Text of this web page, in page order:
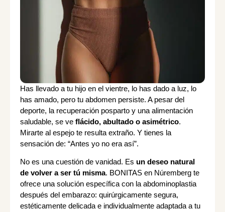
Has llevado a tu hijo en el vientre, lo has dado a luz, lo
has amado, pero tu abdomen persiste. A pesar del
deporte, la recuperación posparto y una alimentación
saludable, se ve flácido, abultado o asimétrico.
Mirarte al espejo te resulta extraño. Y tienes la
sensación de: “Antes yo no era así”.
No es una cuestión de vanidad. Es un deseo natural
de volver a ser tú misma. BONITAS en Núremberg te
ofrece una solución específica con la abdominoplastia
después del embarazo: quirúrgicamente segura,
estéticamente delicada e individualmente adaptada a tu